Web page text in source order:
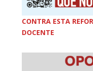
CONTRA ESTA
DOCENTE